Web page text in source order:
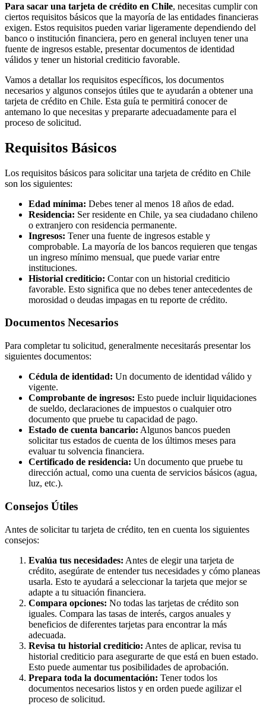
Para sacar una tarjeta de crédito en Chile, necesitas cumplir con
ciertos requisitos básicos que la mayoría de las entidades financieras
exigen. Estos requisitos pueden variar ligeramente dependiendo del
banco o institución financiera, pero en general incluyen tener una
fuente de ingresos estable, presentar documentos de identidad
válidos y tener un historial crediticio favorable.
Vamos a detallar los requisitos específicos, los documentos
necesarios y algunos consejos útiles que te ayudarán a obtener una
tarjeta de crédito en Chile. Esta guía te permitirá conocer de
antemano lo que necesitas y prepararte adecuadamente para el
proceso de solicitud.
Requisitos Básicos
Los requisitos básicos para solicitar una tarjeta de crédito en Chile
son los siguientes:
Edad mínima: Debes tener al menos 18 años de edad.
Residencia: Ser residente en Chile, ya sea ciudadano chileno
o extranjero con residencia permanente.
Ingresos: Tener una fuente de ingresos estable y
comprobable. La mayoría de los bancos requieren que tengas
un ingreso mínimo mensual, que puede variar entre
instituciones.
Historial crediticio: Contar con un historial crediticio
favorable. Esto significa que no debes tener antecedentes de
morosidad o deudas impagas en tu reporte de crédito.
Documentos Necesarios
Para completar tu solicitud, generalmente necesitarás presentar los
siguientes documentos:
Cédula de identidad: Un documento de identidad válido y
vigente.
Comprobante de ingresos: Esto puede incluir liquidaciones
de sueldo, declaraciones de impuestos o cualquier otro
documento que pruebe tu capacidad de pago.
Estado de cuenta bancario: Algunos bancos pueden
solicitar tus estados de cuenta de los últimos meses para
evaluar tu solvencia financiera.
Certificado de residencia: Un documento que pruebe tu
dirección actual, como una cuenta de servicios básicos (agua,
luz, etc.).
Consejos Útiles
Antes de solicitar tu tarjeta de crédito, ten en cuenta los siguientes
consejos:
Evalúa tus necesidades: Antes de elegir una tarjeta de
crédito, asegúrate de entender tus necesidades y cómo planeas
usarla. Esto te ayudará a seleccionar la tarjeta que mejor se
adapte a tu situación financiera.
Compara opciones: No todas las tarjetas de crédito son
iguales. Compara las tasas de interés, cargos anuales y
beneficios de diferentes tarjetas para encontrar la más
adecuada.
Revisa tu historial crediticio: Antes de aplicar, revisa tu
historial crediticio para asegurarte de que está en buen estado.
Esto puede aumentar tus posibilidades de aprobación.
Prepara toda la documentación: Tener todos los
documentos necesarios listos y en orden puede agilizar el
proceso de solicitud.